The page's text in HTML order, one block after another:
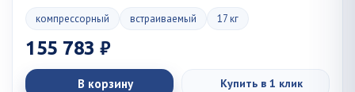
компрессорный встраиваемый 17 кг
155 783 ₽
В корзину Купить в 1 клик